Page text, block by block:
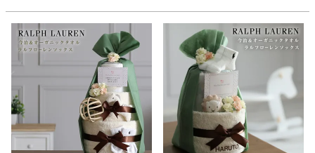
バレンタイン 七五三 初節句
子供の日 ギフトセット 人気
端午の節句 ひな祭り
さん クリスマス ハロウィン
バレンタイン 七五三 初節句
子供の日 ギフトセット 人気
端午の節句 ひな祭り